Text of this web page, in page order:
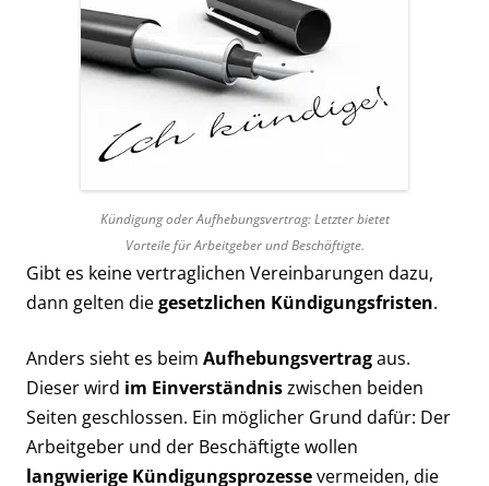
Kündigung oder Aufhebungsvertrag: Letzter bietet
Vorteile für Arbeitgeber und Beschäftigte.
Gibt es keine vertraglichen Vereinbarungen dazu,
dann gelten diegesetzlichen Kündigungsfristen.
Anders sieht es beim Aufhebungsvertragaus.
Dieser wird im Einverständniszwischen beiden
Seiten geschlossen. Ein möglicher Grund dafür: Der
Arbeitgeber und der Beschäftigte wollen
langwierige Kündigungsprozessevermeiden, die